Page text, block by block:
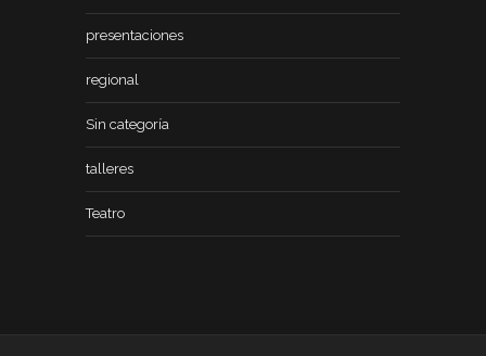
presentaciones
regional
Sin categoría
talleres
Teatro